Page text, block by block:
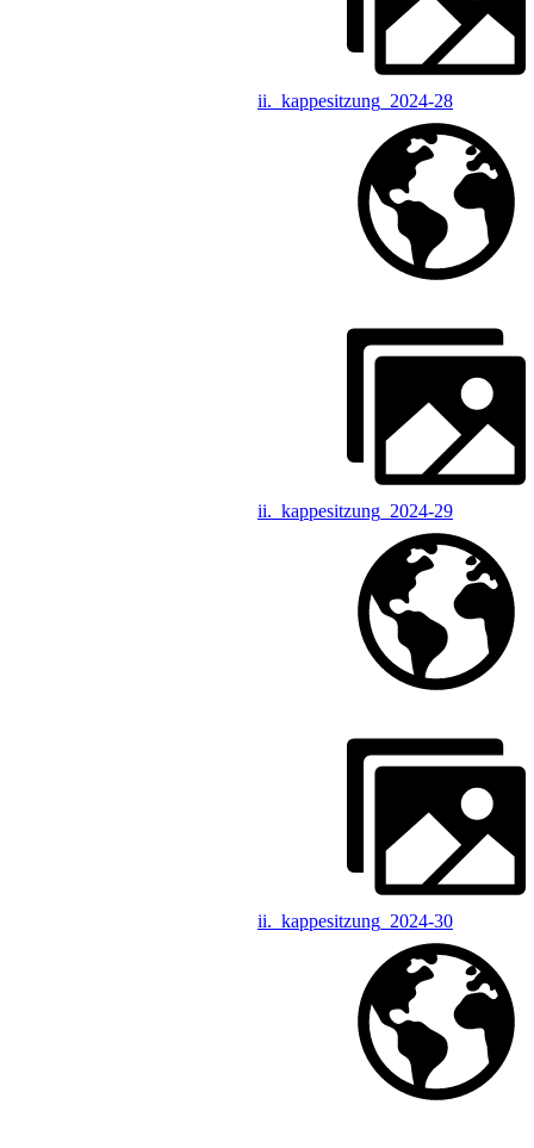
ii._kappesitzung_2024-28
ii._kappesitzung_2024-29
ii._kappesitzung_2024-30